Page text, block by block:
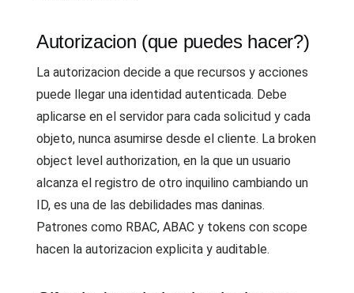
Autorizacion (que puedes hacer?)
La autorizacion decide a que recursos y acciones
puede llegar una identidad autenticada. Debe
aplicarse en el servidor para cada solicitud y cada
objeto, nunca asumirse desde el cliente. La broken
object level authorization, en la que un usuario
alcanza el registro de otro inquilino cambiando un
ID, es una de las debilidades mas daninas.
Patrones como RBAC, ABAC y tokens con scope
hacen la autorizacion explicita y auditable.